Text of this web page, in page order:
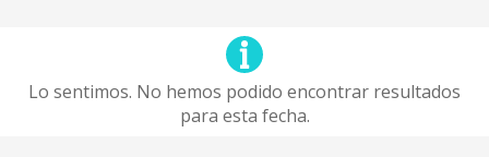
Lo sentimos. No hemos podido encontrar resultados
para esta fecha.